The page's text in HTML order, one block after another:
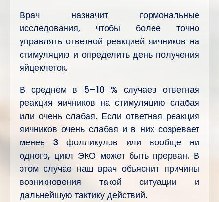
Врач назначит гормональные
исследования, чтобы более точно
управлять ответной реакцией яичников на
стимуляцию и определить день получения
яйцеклеток.
В среднем в 5–10 % случаев ответная
реакция яичников на стимуляцию слабая
или очень слабая. Если ответная реакция
яичников очень слабая и в них созревает
менее 3 фолликулов или вообще ни
одного, цикл ЭКО может быть прерван. В
этом случае наш врач объяснит причины
возникновения такой ситуации и
дальнейшую тактику действий.